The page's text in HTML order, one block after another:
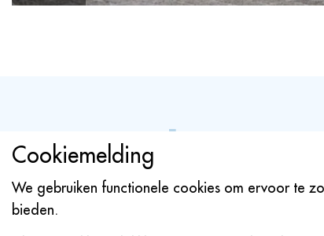
Hoewel wij zeker
Cookiemelding
We gebruiken functionele cookies om ervoor te
bieden.